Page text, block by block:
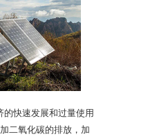
快速发展和过量使用
二氧化碳的排放，加